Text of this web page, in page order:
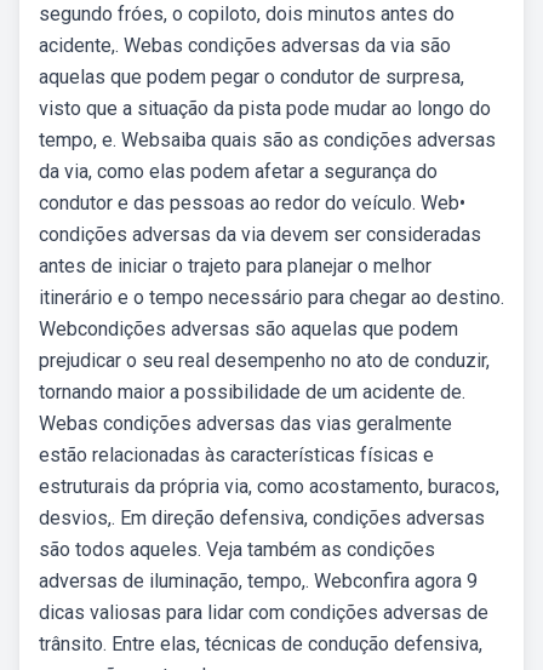
segundo fróes, o copiloto, dois minutos antes do
acidente,. Webas condições adversas da via são
aquelas que podem pegar o condutor de surpresa,
visto que a situação da pista pode mudar ao longo do
tempo, e. Websaiba quais são as condições adversas
da via, como elas podem afetar a segurança do
condutor e das pessoas ao redor do veículo. Web•
condições adversas da via devem ser consideradas
antes de iniciar o trajeto para planejar o melhor
itinerário e o tempo necessário para chegar ao destino.
Webcondições adversas são aquelas que podem
prejudicar o seu real desempenho no ato de conduzir,
tornando maior a possibilidade de um acidente de.
Webas condições adversas das vias geralmente
estão relacionadas às características físicas e
estruturais da própria via, como acostamento, buracos,
desvios,. Em direção defensiva, condições adversas
são todos aqueles. Veja também as condições
adversas de iluminação, tempo,. Webconfira agora 9
dicas valiosas para lidar com condições adversas de
trânsito. Entre elas, técnicas de condução defensiva,